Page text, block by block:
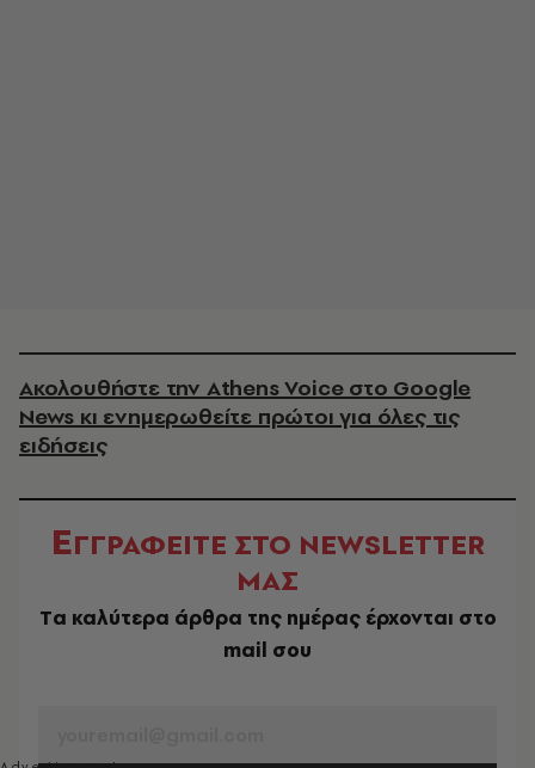
Ακολουθήστε την Athens Voice στο Google
News κι ενημερωθείτε πρώτοι για όλες τις
ειδήσεις
ΕΓΓΡΑΦΕΙΤΕ ΣΤΟ NEWSLETTER
ΜΑΣ
Tα καλύτερα άρθρα της ημέρας έρχονται στο
mail σου